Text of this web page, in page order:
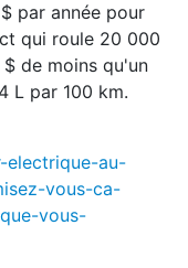
par année pour
qui roule 20 000
de moins qu'un
L par 100 km.
electrique-au-
vous-ca-
vous-